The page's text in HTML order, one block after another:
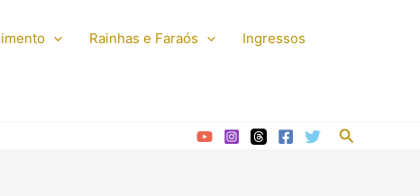
Rainhas e Faraós Ingressos
Pesquisar